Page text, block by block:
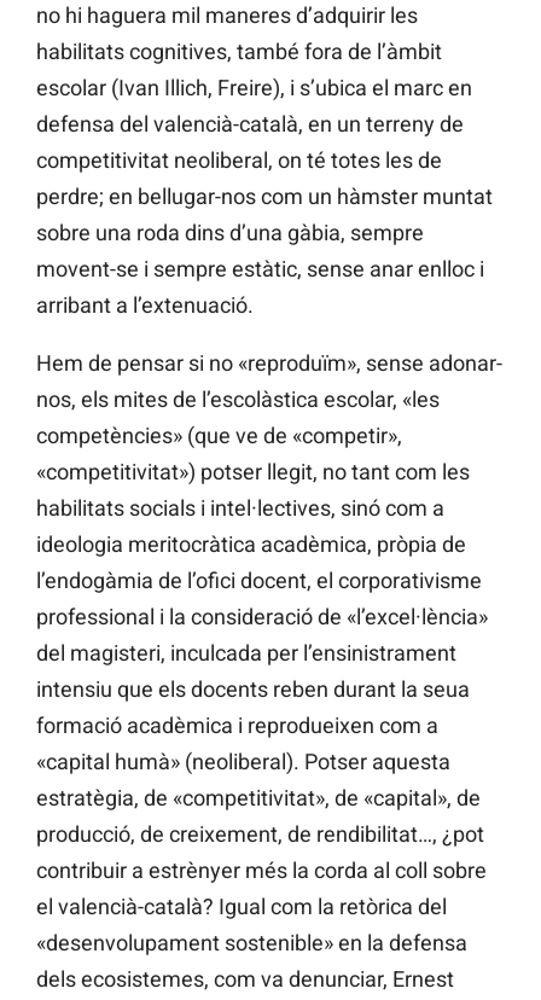
no hi haguera mil maneres d’adquirir les
habilitats cognitives, també fora de l’àmbit
escolar (Ivan Illich, Freire), i s’ubica el marc en
defensa del valencià-català, en un terreny de
competitivitat neoliberal, on té totes les de
perdre; en bellugar-nos com un hàmster muntat
sobre una roda dins d’una gàbia, sempre
movent-se i sempre estàtic, sense anar enlloc i
arribant a l’extenuació.
Hem de pensar si no «reproduïm», sense adonar-
nos, els mites de l’escolàstica escolar, «les
competències» (que ve de «competir»,
«competitivitat») potser llegit, no tant com les
habilitats socials i intel·lectives, sinó com a
ideologia meritocràtica acadèmica, pròpia de
l’endogàmia de l’ofici docent, el corporativisme
professional i la consideració de «l’excel·lència»
del magisteri, inculcada per l’ensinistrament
intensiu que els docents reben durant la seua
formació acadèmica i reprodueixen com a
«capital humà» (neoliberal). Potser aquesta
estratègia, de «competitivitat», de «capital», de
producció, de creixement, de rendibilitat…, ¿pot
contribuir a estrènyer més la corda al coll sobre
el valencià-català? Igual com la retòrica del
«desenvolupament sostenible» en la defensa
dels ecosistemes, com va denunciar, Ernest